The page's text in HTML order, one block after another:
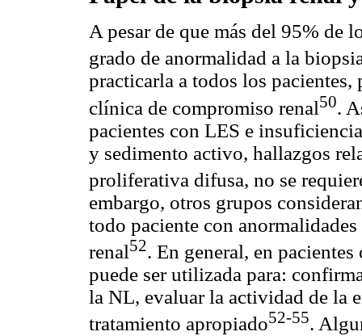
A pesar de que más del 95% de
grado de anormalidad a la
practicarla a todos los
clínica de compromiso renal50.
pacientes con LES e
y sedimento activo, hallazgos
proliferativa difusa, no se
embargo, otros grupos
todo paciente con
renal52. En general, en
puede ser utilizada para:
la NL, evaluar la actividad de la
tratamiento apropiado52-55.